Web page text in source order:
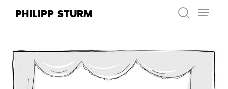
InhaltPHILIPP STURM